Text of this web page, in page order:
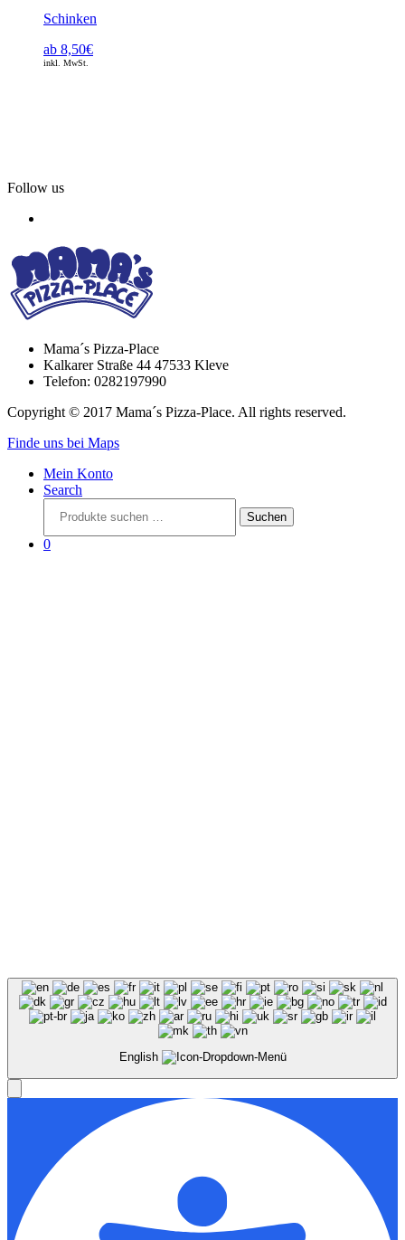
Schinken
ab 8,50€
inkl. MwSt.
Follow us
Mama´s Pizza-Place
Kalkarer Straße 44 47533 Kleve
Telefon: 0282197990
Copyright © 2017 Mama´s Pizza-Place. All rights reserved.
Finde uns bei Maps
Mein Konto
Search
nach:
Suchen
0
English